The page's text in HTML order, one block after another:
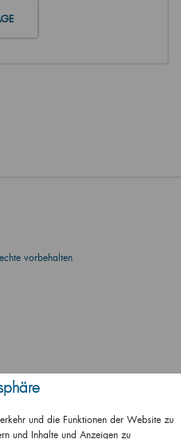
vorbehalten
und die Funktionen der Website zu
und Inhalte und Anzeigen zu